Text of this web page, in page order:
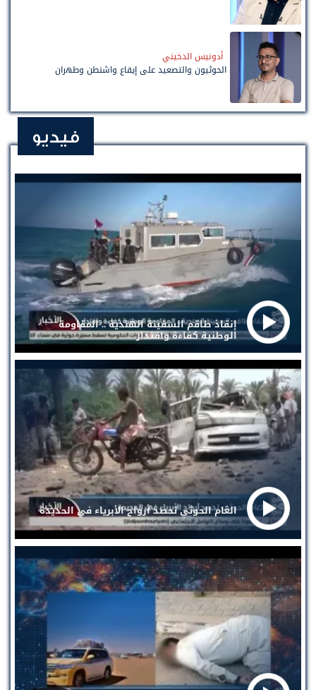
أدونيس الدخيني
الحوثيون والتصعيد على إيقاع واشنطن وطهران
فيديو
إنقاذ طاقم السفينة الهندية .. المقاومة
الوطنية كفاءة واقتدار
الغام الحوثي تحصد أرواح الأبرياء في الحديدة